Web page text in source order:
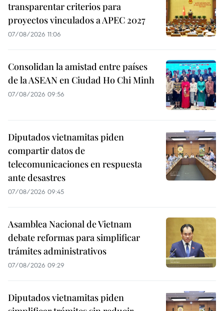
transparentar criterios para
proyectos vinculados a APEC 2027
07/08/2026 11:06
Consolidan la amistad entre países
de la ASEAN en Ciudad Ho Chi Minh
07/08/2026 09:56
Diputados vietnamitas piden
compartir datos de
telecomunicaciones en respuesta
ante desastres
07/08/2026 09:45
Asamblea Nacional de Vietnam
debate reformas para simplificar
trámites administrativos
07/08/2026 09:29
Diputados vietnamitas piden